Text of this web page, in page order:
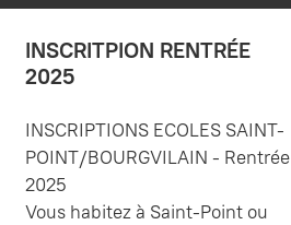
INSCRITPION RENTRÉE
2025
INSCRIPTIONS ECOLES SAINT-
POINT/BOURGVILAIN - Rentrée
2025
Vous habitez à Saint-Point ou